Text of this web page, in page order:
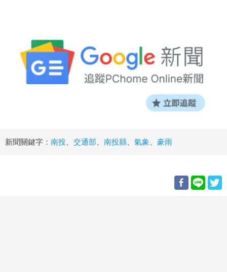
新聞關鍵字： 南投 交通部 南投縣 氣象 豪雨